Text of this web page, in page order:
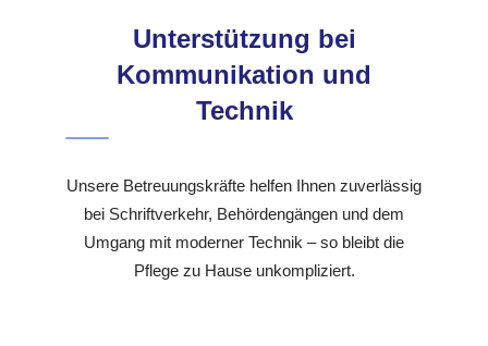
Unterstützung bei
Kommunikation und
Technik
Unsere Betreuungskräfte helfen Ihnen zuverlässig
bei Schriftverkehr, Behördengängen und dem
Umgang mit moderner Technik – so bleibt die
Pflege zu Hause unkompliziert.